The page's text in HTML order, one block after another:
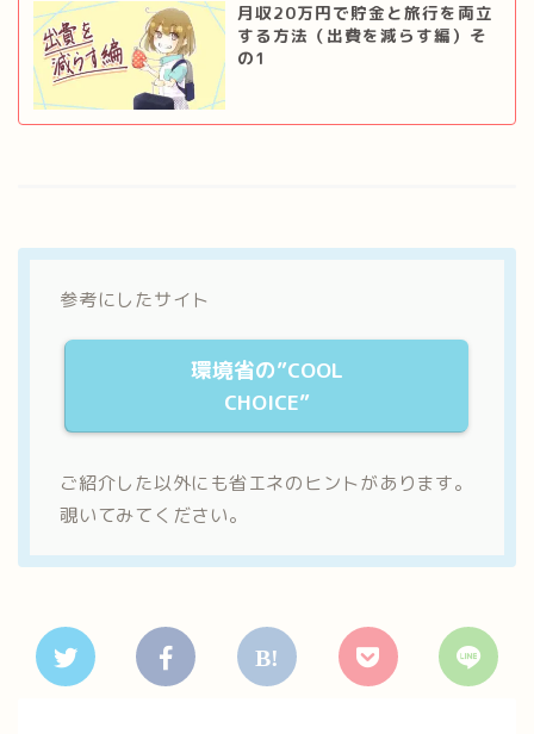
月収20万円で貯金と旅行を両立
する方法（出費を減らす編）そ
の1
参考にしたサイト
環境省の”COOL
CHOICE”
ご紹介した以外にも省エネのヒントがあります。
覗いてみてください。